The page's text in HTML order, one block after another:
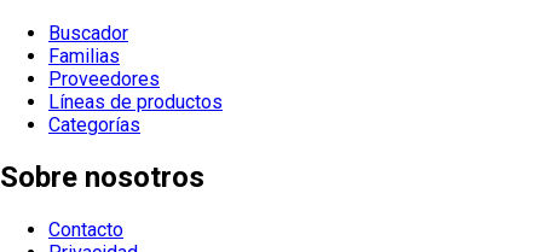
Buscador
Familias
Proveedores
Líneas de productos
Categorías
Sobre nosotros
Contacto